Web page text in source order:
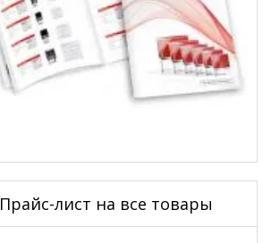
Прайс-лист на все товары